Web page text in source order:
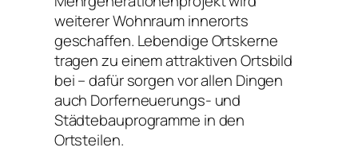
weiterer Wohnraum innerorts
geschaffen. Lebendige Ortskerne
tragen zu einem attraktiven Ortsbild
bei – dafür sorgen vor allen Dingen
auch Dorferneuerungs- und
Städtebauprogramme in den
Ortsteilen.